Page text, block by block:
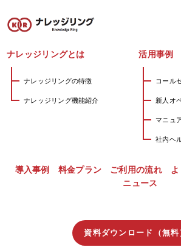
ナレッジリングとは
ナレッジリングの特徴
ナレッジリング機能紹介
活用事例
コール
新人オ
マニュ
社内ヘ
導入事例 料金プラン ご利用の流れ
ニュース
資料ダウンロード（無料